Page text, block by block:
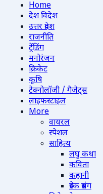
Home
देश विदेश
उत्तर प्रदेश
राजनीति
ट्रेंडिंग
मनोरंजन
क्रिकेट
कृषि
टेक्नोलॉजी / गैजेट्स
लाइफस्टाइल
More
वायरल
स्पेशल
साहित्य
लघु कथा
कविता
कहानी
प्रेरक प्रसंग